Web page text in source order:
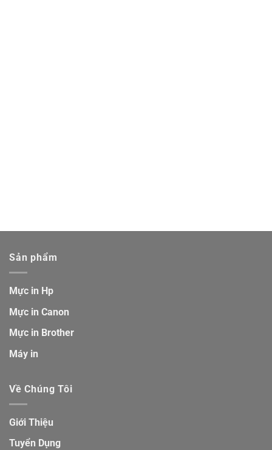
Sản phẩm
Mực in Hp
Mực in Canon
Mực in Brother
Máy in
Về Chúng Tôi
Giới Thiệu
Tuyển Dụng